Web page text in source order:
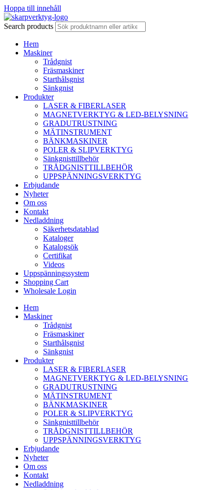
Hoppa till innehåll
Search products
Hem
Maskiner
Trådgnist
Fräsmaskiner
Starthålsgnist
Sänkgnist
Produkter
LASER & FIBERLASER
MAGNETVERKTYG & LED-BELYSNING
GRADUTRUSTNING
MÄTINSTRUMENT
BÄNKMASKINER
POLER & SLIPVERKTYG
Sänkgnisttillbehör
TRÅDGNISTTILLBEHÖR
UPPSPÄNNINGSVERKTYG
Erbjudande
Nyheter
Om oss
Kontakt
Nedladdning
Säkerhetsdatablad
Kataloger
Katalogsök
Certifikat
Videos
Uppspänningssystem
Shopping Cart
Wholesale Login
Hem
Maskiner
Trådgnist
Fräsmaskiner
Starthålsgnist
Sänkgnist
Produkter
LASER & FIBERLASER
MAGNETVERKTYG & LED-BELYSNING
GRADUTRUSTNING
MÄTINSTRUMENT
BÄNKMASKINER
POLER & SLIPVERKTYG
Sänkgnisttillbehör
TRÅDGNISTTILLBEHÖR
UPPSPÄNNINGSVERKTYG
Erbjudande
Nyheter
Om oss
Kontakt
Nedladdning